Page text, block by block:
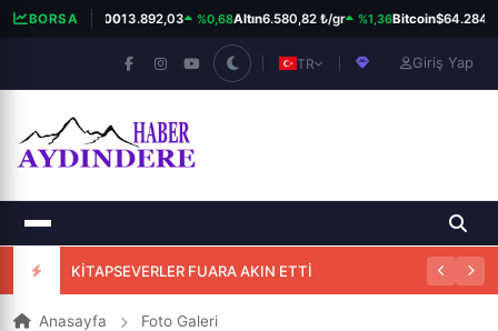
BORSABIST 10013.892,03 %0,68Altın6.580,82 ₺/gr %1,36Bitcoin$64.284
TR Giriş Yap
KİTAPSEVERLER FUARA AKIN ETTİ
Anasayfa Foto Galeri